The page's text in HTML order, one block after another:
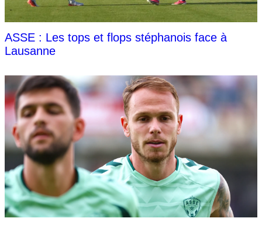
ASSE : Les tops et flops stéphanois face à
Lausanne